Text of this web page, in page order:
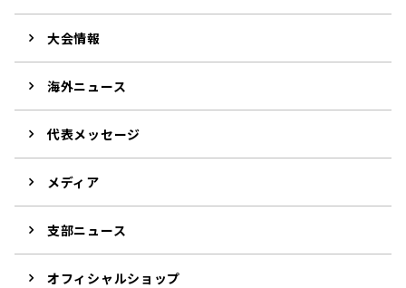
大会情報
海外ニュース
代表メッセージ
メディア
支部ニュース
オフィシャルショップ